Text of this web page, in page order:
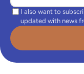
I also want to
updated with news